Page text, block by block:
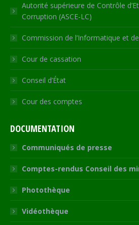
Autorité supérieure de Contrôle
Corruption (ASCE-LC)
Commission de l’Informatique et
Cour de cassation
Conseil d’État
Cour des comptes
DOCUMENTATION
Communiqués de presse
Comptes-rendus Conseil des
Photothèque
Vidéothèque